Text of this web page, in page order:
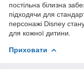
постільна білизна
підходячи для
персонажі Disney
для кожної дитини.
Приховати